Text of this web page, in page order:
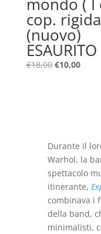
cop.
(nuovo)
ESAURITO
€18,00 Il
€10,00Il
Durante il
Warhol, la
spettacolo
itinerante,
combinava i
della band,
minimalisti,